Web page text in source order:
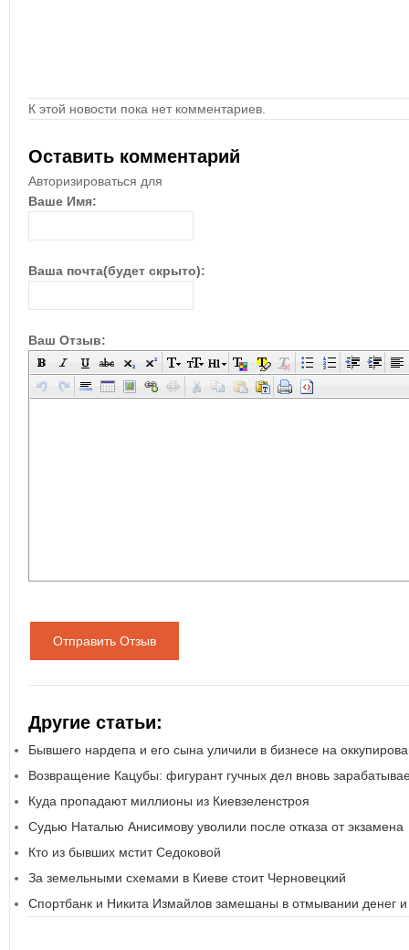
К этой новости пока нет комментариев.
Оставить комментарий
Авторизироваться для
Ваше Имя:
Ваша почта(будет скрыто):
Ваш Отзыв:
Отправить Отзыв
Другие статьи:
Бывшего нардепа и его сына уличили в бизнесе на
Возвращение Кацубы: фигурант гучных дел вновь
Куда пропадают миллионы из Киевзеленстроя
Судью Наталью Анисимову уволили после отказа от экзамена
Кто из бывших мстит Седоковой
За земельными схемами в Киеве стоит Черновецкий
Спортбанк и Никита Измайлов замешаны в отмывании денег и